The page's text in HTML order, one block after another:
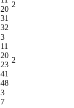
20
31
32
2
3
11
20
23
41
48
2
3
7